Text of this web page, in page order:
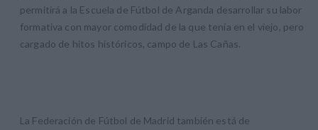
permitirá a la Escuela de Fútbol de Arganda desarrollar su labor
formativa con mayor comodidad de la que tenía en el viejo, pero
cargado de hitos históricos, campo de Las Cañas.
La Federación de Fútbol de Madrid también está de